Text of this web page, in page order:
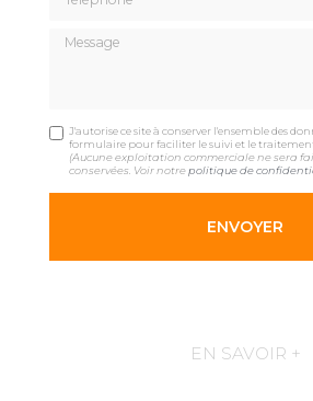
Message
J'autorise ce site à conserver l'ensemble des
formulaire pour faciliter le suivi et le
(Aucune exploitation commerciale ne sera
conservées. Voir notrepolitique de
EN SAVOIR +